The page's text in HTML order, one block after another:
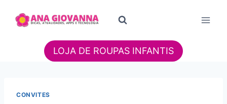
para
LOJA DE ROUPAS INFANTIS
CONVITES